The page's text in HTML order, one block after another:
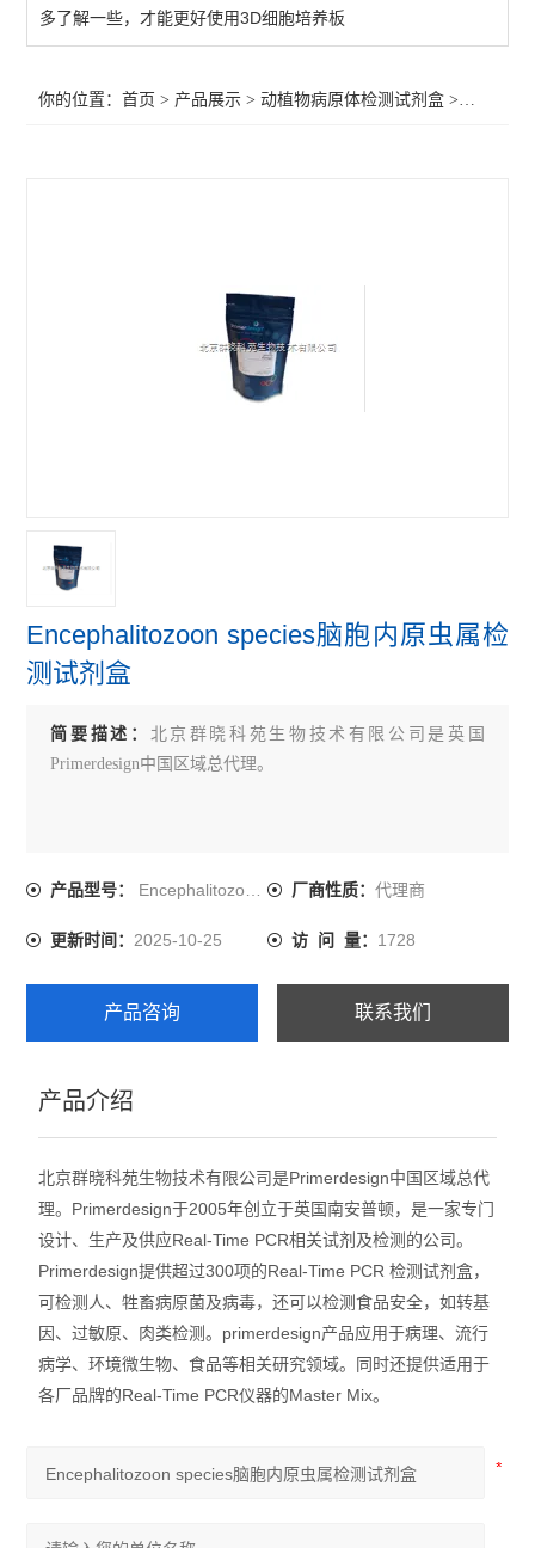
primerdesign病原体检测试剂试剂盒
primerdesign羊病原体检测试剂盒
primerdesign牛病原体检测试剂盒
多了解一些，才能更好使用3D细胞培养板
你的位置：首页 > 产品展示 >动植物病原体检测试剂盒 >
Encephalitozoon species脑胞内原虫属检
测试剂盒
简要描述： 北京群晓科苑生物技术有限公司是英国
Primerdesign中国区域总代理。
产品型号： Encephalitozoon species 厂商性质： 代理商
更新时间：2025-10-25 访 问 量： 1728
产品咨询 联系我们
产品介绍
北京群晓科苑生物技术有限公司是Primerdesign中国区域总代
理。Primerdesign于2005年创立于英国南安普顿，是一家专门
设计、生产及供应Real-Time PCR相关试剂及检测的公司。
Primerdesign提供超过300项的Real-Time PCR 检测试剂盒，
可检测人、牲畜病原菌及病毒，还可以检测食品安全，如转基
因、过敏原、肉类检测。primerdesign产品应用于病理、流行
病学、环境微生物、食品等相关研究领域。同时还提供适用于
各厂品牌的Real-Time PCR仪器的Master Mix。